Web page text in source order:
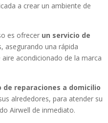
a crear un ambiente de
es ofrecer un servicio de
asegurando una rápida
acondicionado de la marca
de reparaciones a domicilio
alrededores, para atender su
Airwell de inmediato.